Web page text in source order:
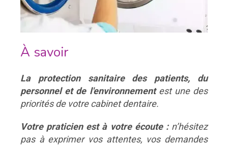
À savoir
La protection sanitaire des patients, du
personnel et de l'environnementest une des
priorités de votre cabinet dentaire.
Votre praticien est à votre écoute :n’hésitez
pas à exprimer vos attentes, vos demandes